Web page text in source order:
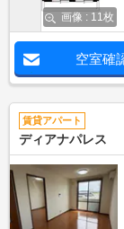
画像 : 11枚
空室確
賃貸アパート
ディアナパレス